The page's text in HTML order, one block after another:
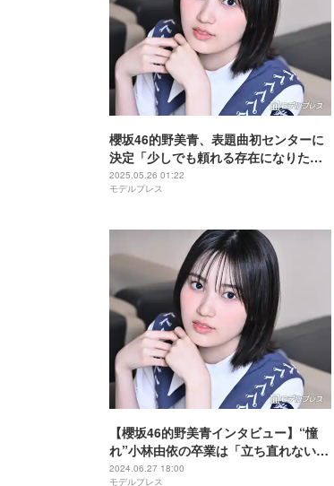
櫻坂46的野美青、表題曲初センターに
決定「少しでも頼れる存在になりた
い」12thシングル「Make or Break」
選抜発表【フォーメーション】
2025.05.26 01:22
モデルプレス
【櫻坂46的野美青インタビュー】“憧
れ”小林由依の卒業は「立ち直れないん
じゃないかと…」心に刻む言葉・前を
2024.06.27 18:00
モデルプレス